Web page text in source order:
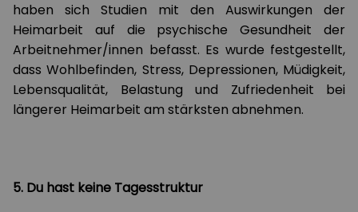
haben sich Studien mit den Auswirkungen der
Heimarbeit auf die psychische Gesundheit der
Arbeitnehmer/innen befasst. Es wurde festgestellt,
dass Wohlbefinden, Stress, Depressionen, Müdigkeit,
Lebensqualität, Belastung und Zufriedenheit bei
längerer Heimarbeit am stärksten abnehmen.
5. Du hast keine Tagesstruktur